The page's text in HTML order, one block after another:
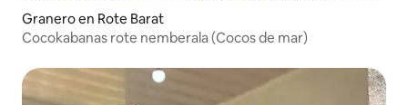
Granero en Rote Barat
Cocokabanas rote nemberala (Cocos de mar)